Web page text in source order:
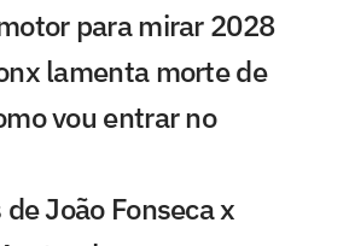
para mirar 2028
lamenta morte de
vou entrar no
João Fonseca x